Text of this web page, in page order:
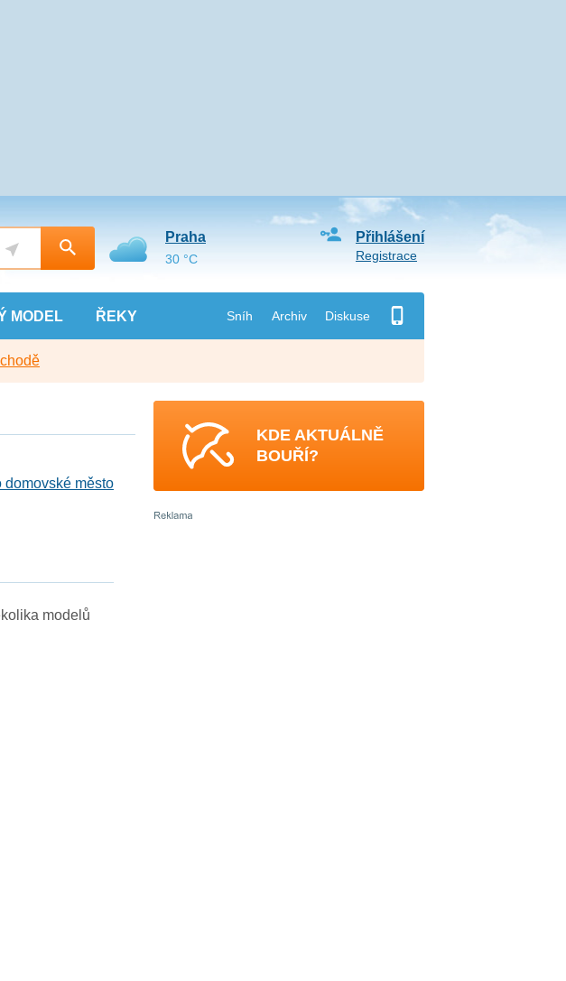
MODEL ŘEKY Sníh Archiv Diskuse
Přihlášení
Registrace
Praha
30 °C
domovské město
modelů
KDE AKTUÁLNĚ
BOUŘÍ?